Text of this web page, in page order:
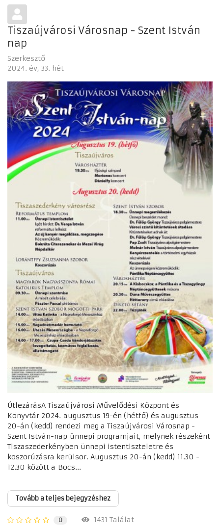
Tiszaújvárosi Városnap - Szent István
nap
Szerkesztő
2024. év 33. hét
ÚtlezárásA Tiszaújvárosi Művelődési Központ és
Könyvtár 2024. augusztus 19-én (hétfő) és augusztus
20-án (kedd) rendezi meg a Tiszaújvárosi Városnap -
Szent István-nap ünnepi programjait, melynek részeként
Tiszaszederkényben ünnepi istentiszteletre és
koszorúzásra kerülsor. Augusztus 20-án (kedd) 11.30 -
12.30 között a Bocs...
Tovább a teljes bejegyzéshez
0
1431 Találat